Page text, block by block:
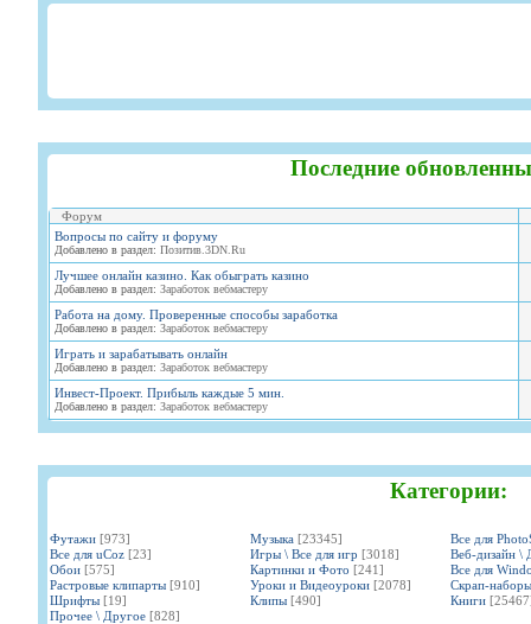
Последние
Форум
Вопросы по сайту и форуму
Добавлено в раздел: Позитив.3DN.Ru
Лучшее онлайн казино. Как обыграть казино
Добавлено в раздел: Заработок вебмастеру
Работа на дому. Проверенные способы заработка
Добавлено в раздел: Заработок вебмастеру
Играть и зарабатывать онлайн
Добавлено в раздел: Заработок вебмастеру
Инвест-Проект. Прибыль каждые 5 мин.
Добавлено в раздел: Заработок вебмастеру
Категории:
Футажи [973] Музыка [23345]
Все для
Все для uCoz [23] Игры \ Все для игр [3018]
Веб-дизайн \
Обои [575] Картинки и Фото [241]
Все для
Растровые клипарты [910] Уроки и Видеоуроки [2078]
Скрап-наборы
Шрифты [19] Клипы [490] Книги
Прочее \ Другое [828]